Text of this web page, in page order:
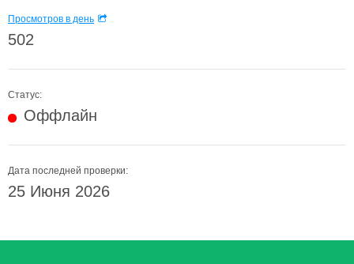
Просмотров в день
502
Статус:
Оффлайн
Дата последней проверки:
25 Июня 2026